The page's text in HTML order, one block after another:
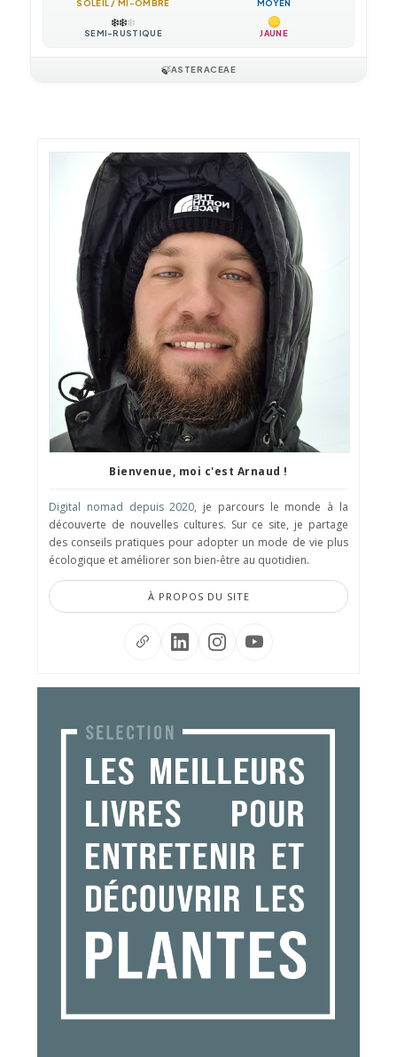
SOLEIL / MI-OMBRE MOYEN
❄️❄️❄️
SEMI-RUSTIQUE JAUNE
🍃ASTERACEAE
Bienvenue, moi c'est Arnaud !
Digital nomad depuis 2020, je parcours le monde à la
découverte de nouvelles cultures. Sur ce site, je partage
des conseils pratiques pour adopter un mode de vie plus
écologique et améliorer son bien-être au quotidien.
À PROPOS DU SITE